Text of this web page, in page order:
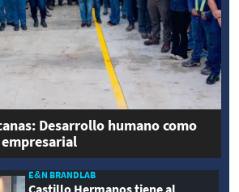
Desarrollo humano como
E&N BRANDLAB